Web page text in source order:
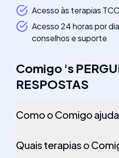
Acesso às terapias
Acesso 24 horas por
conselhos e suporte
Comigo 's
RESPOSTAS
Como o Comigo
Quais terapias o